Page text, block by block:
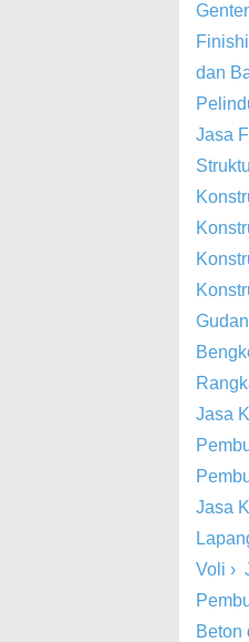
dan
Jasa
Jasa
Jasa
Voli ›
Beton